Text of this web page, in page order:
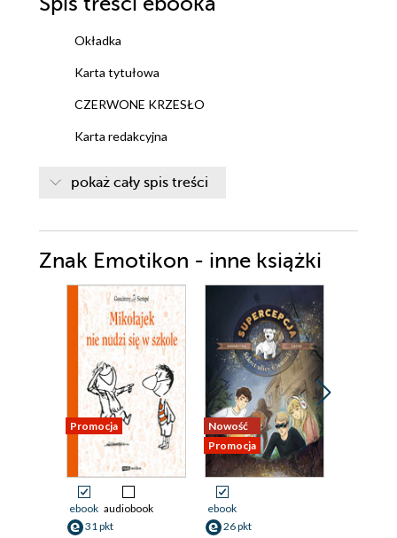
Okładka
Karta tytułowa
CZERWONE KRZESŁO
Karta redakcyjna
pokaż cały spis treści
Znak Emotikon - inne książki
Promocja
ebook audiobook
31 pkt
Nowość
Promocja
ebook
26 pkt